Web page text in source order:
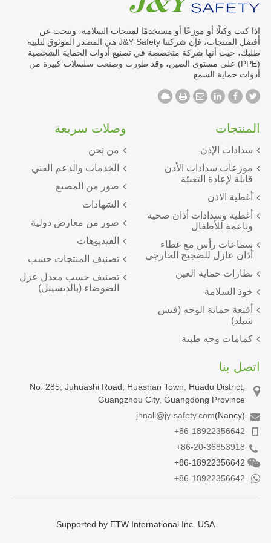
إذا كنت وكيلًا أو موزعًا أو مستخدمًا لمنتجات السلامة، وتبحث عن
أفضل المنتجات، فإن شركتنا J&Y Safety هي المصدر الموثوق لتلبية
طلبك، حيث أنها شركة متخصصة في تصنيع أدوات الحماية الشخصية
(PPE) على مستوى الصين، وقد طورت وصنعت سلسلات كبيرة من
أدوات حماية السمع
وصلات سريعة
من نحن
الخدمات والدعم الفني
صور من المصنع
الشهادات
صور من معارض دولية
الفيديوهات
تصنيف المنتجات حسب
تصنيف حسب معدل عزل
الضوضاء (بالديسيبل)
المنتجات
سدادات الإذن
موزعات سدادات الأذن
قابلة لإعادة التعبئة
أغطية الاذن
أغطية وسدادات أذان صحية
وناعمة للأطفال
سماعات رأس مع غطاء
أذان عازل للضجيج الخارجي
نظارات حماية العين
خوذ السلامة
أقنعة حماية الوجه (فيس
شيلد)
كمامات وجه طبية
اتصل بنا
No. 285, Juhuashi Road, Huashan Town, Huadu District,
Guangzhou City, Guangdong Province
jhnali@jy-safety.com(Nancy)
+86-18922356642
+86-20-36853918
+86-18922356642
+86-18922356642
Supported by ETW International Inc. USA